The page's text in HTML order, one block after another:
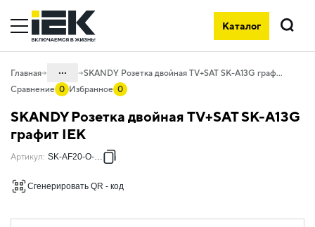
Каталог
Поиск
Главная ...
06. Изделия электроустановочные,
удлинители и силовые разъемы
06.01 Электроустановочные изделия
06.01.02 Электроустановочные
06.01.02.05 ЭУИ SKANDY графит
SKANDY Розетка двойная TV+SAT SK-A13G графит IEK
Сравнение 0 Избранное 0
SKANDY Розетка двойная TV+SAT SK-A13G
графит IEK
Артикул: SK-AF20-O-K53
Сгенерировать QR - код